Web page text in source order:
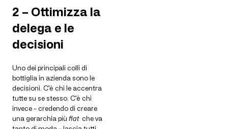
2 – Ottimizza la
delega e le
decisioni
Uno dei principali colli di
bottiglia in azienda sono le
decisioni. C’è chi le accentra
tutte su se stesso. C’è chi
invece – credendo di creare
una gerarchia più flatche va